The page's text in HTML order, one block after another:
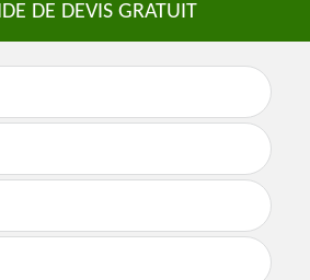
DE DEVIS GRATUIT